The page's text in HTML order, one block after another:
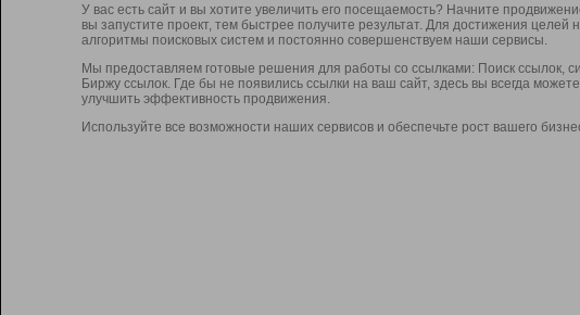
У вас есть сайт и вы хотите увеличить его посещаемость? Начните
вы запустите проект, тем быстрее получите результат. Для достижения
алгоритмы поисковых систем и постоянно совершенствуем наши сервисы.
Мы предоставляем готовые решения для работы со ссылками: Поиск ссылок,
Биржу ссылок. Где бы не появились ссылки на ваш сайт, здесь вы всегда
улучшить эффективность продвижения.
Используйте все возможности наших сервисов и обеспечьте рост вашего